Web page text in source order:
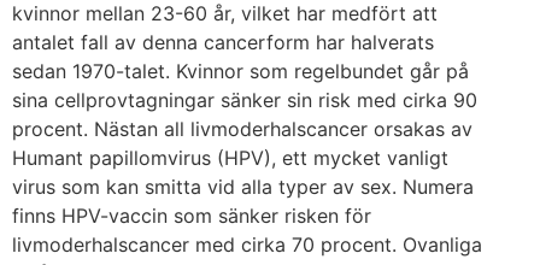
kvinnor mellan 23-60 år, vilket har medfört att
antalet fall av denna cancerform har halverats
sedan 1970-talet. Kvinnor som regelbundet går på
sina cellprovtagningar sänker sin risk med cirka 90
procent. Nästan all livmoderhalscancer orsakas av
Humant papillomvirus (HPV), ett mycket vanligt
virus som kan smitta vid alla typer av sex. Numera
finns HPV-vaccin som sänker risken för
livmoderhalscancer med cirka 70 procent. Ovanliga